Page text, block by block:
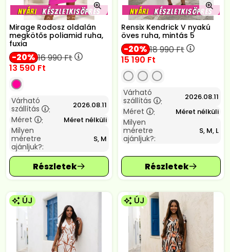
Mirage Rodosz oldalán
megkötős poliamid ruha,
fuxia
20 16 990Ft
13 590 Ft
Várható
szállítás
: 2026.08.11
Méret : Méret nélküli
Milyen
méretre
ajánljuk?:
S, M
Rensix Kendrick V nyakú
öves ruha, mintás 5
20 18 990Ft
15 190 Ft
Várható
szállítás
: 2026.08.11
Méret : Méret nélküli
Milyen
méretre
ajánljuk?:
S, M, L
ÚJ ÚJ